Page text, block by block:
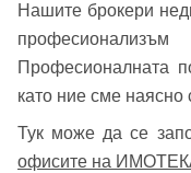
Нашите брокери
Професионалната
като ние сме наясно
Тук може да се
офисите на